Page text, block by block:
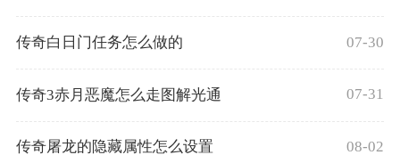
传奇白日门任务怎么做的 07-30
传奇3赤月恶魔怎么走图解光通 07-31
传奇屠龙的隐藏属性怎么设置 08-02